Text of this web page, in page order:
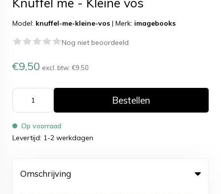
Model: knuffel-me-kleine-vos | Merk: imagebooks
Nog niet beoordeeld
€9,50 excl. btw: €9,50
Bestellen
Op voorraad
Levertijd: 1-2 werkdagen
Omschrijving